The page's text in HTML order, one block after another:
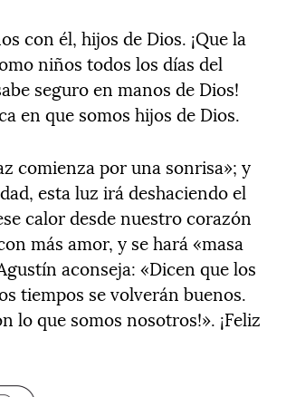
con él, hijos de Dios. ¡Que la
niños todos los días del
seguro en manos de Dios!
en que somos hijos de Dios.
comienza por una sonrisa»; y
esta luz irá deshaciendo el
calor desde nuestro corazón
más amor, y se hará «masa
aconseja: «Dicen que los
tiempos se volverán buenos.
lo que somos nosotros!». ¡Feliz